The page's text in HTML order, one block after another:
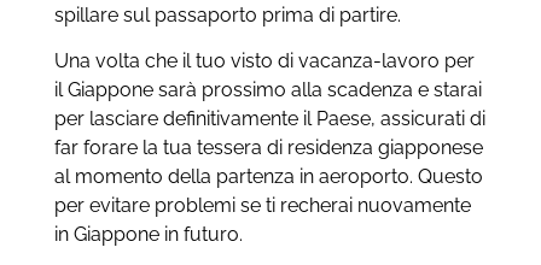
spillare sul passaporto prima di partire.
Una volta che il tuo visto di vacanza-lavoro per
il Giappone sarà prossimo alla scadenza e starai
per lasciare definitivamente il Paese, assicurati di
far forare la tua tessera di residenza giapponese
al momento della partenza in aeroporto. Questo
per evitare problemi se ti recherai nuovamente
in Giappone in futuro.